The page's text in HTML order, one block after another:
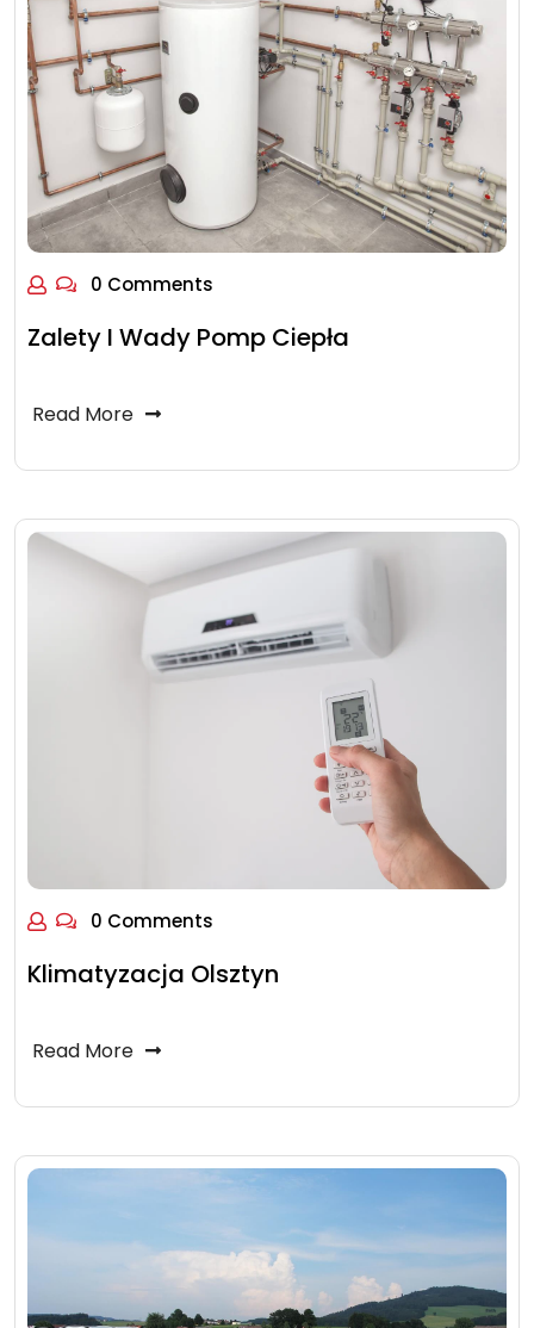
0 Comments
Zalety I Wady Pomp Ciepła
Read More
0 Comments
Klimatyzacja Olsztyn
Read More